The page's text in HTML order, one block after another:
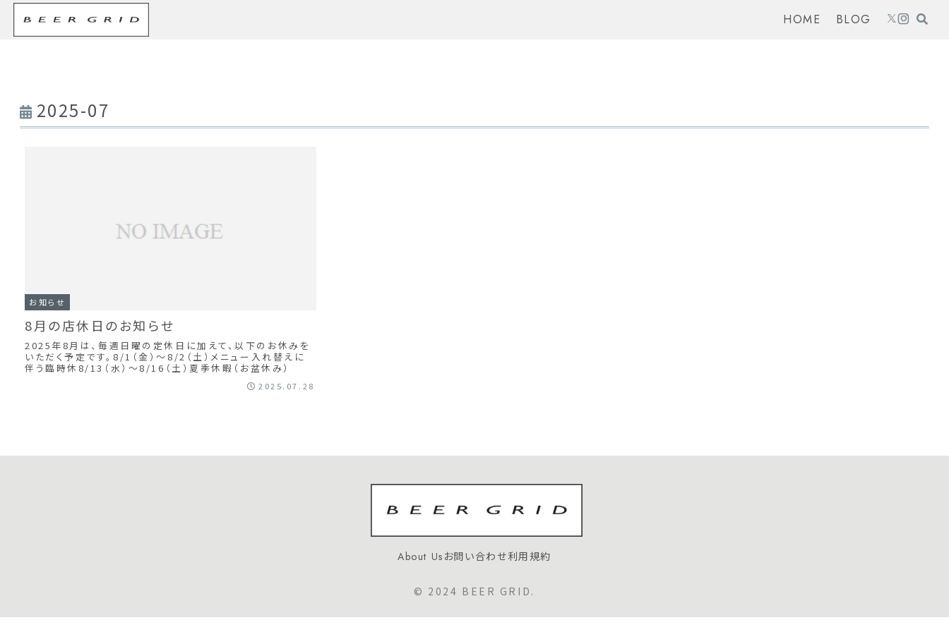
HOME BLOG
2025-07
お知らせ
8月の店休日のお知らせ
2025年8月は、毎週日曜の定休日に加えて、以下のお休みを
いただく予定です。8/1（金）〜8/2（土）メニュー入れ替えに
伴う臨時休8/13（水）〜8/16（土）夏季休暇（お盆休み）
2025.07.28
About Us お問い合わせ利用規約
© 2024 BEER GRID.